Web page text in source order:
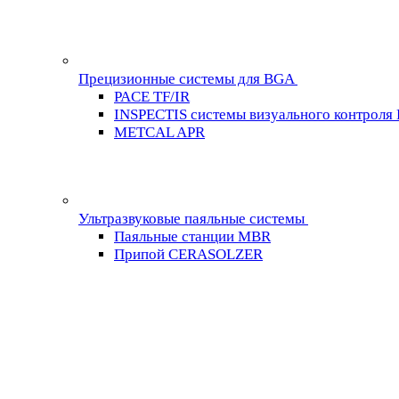
Прецизионные системы для BGA
PACE TF/IR
INSPECTIS системы визуального контроля
METCAL APR
Ультразвуковые паяльные системы
Паяльные станции MBR
Припой CERASOLZER